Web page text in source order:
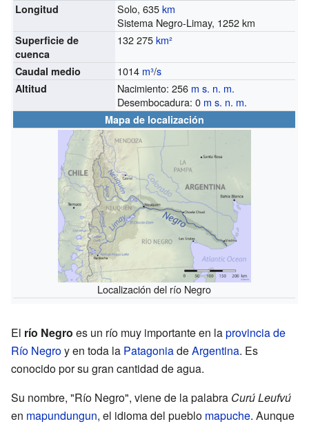
Longitud
Solo, 635km
Sistema Negro-Limay, 1252 km
Superficie de
cuenca
132 275km²
Caudal medio 1014 m³/s
Altitud Nacimiento: 256 m s. n. m.
Desembocadura: 0 m s. n. m.
Mapa de localización
Localización del río Negro
El río Negro es un río muy importante en laprovincia de
Río Negroy en toda la PatagoniadeArgentina. Es
conocido por su gran cantidad de agua.
Su nombre, "Río Negro", viene de la palabra Curú Leufvú
en mapundungun, el idioma del pueblo mapuche. Aunque